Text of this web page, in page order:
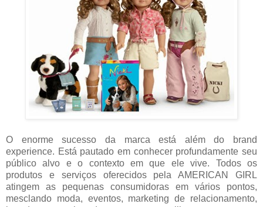
O enorme sucesso da marca está além do brand
experience. Está pautado em conhecer profundamente seu
público alvo e o contexto em que ele vive. Todos os
produtos e serviços oferecidos pela AMERICAN GIRL
atingem as pequenas consumidoras em vários pontos,
mesclando moda, eventos, marketing de relacionamento,